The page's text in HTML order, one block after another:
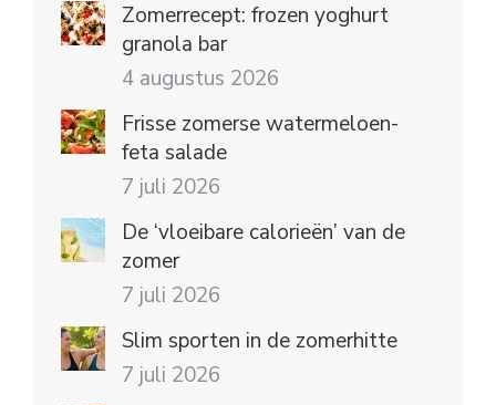
Zomerrecept: frozen yoghurt
granola bar
4 augustus 2026
Frisse zomerse watermeloen-
feta salade
7 juli 2026
De ‘vloeibare calorieën’ van de
zomer
7 juli 2026
Slim sporten in de zomerhitte
7 juli 2026